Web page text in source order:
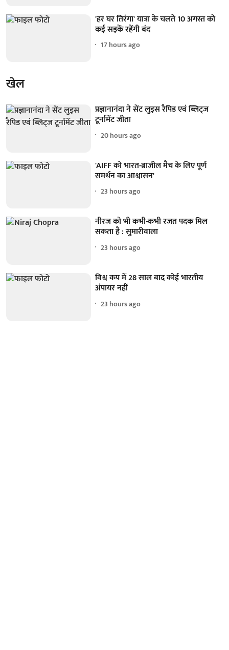
'हर घर तिरंगा' यात्रा के चलते 10 अगस्त को
कई सड़कें रहेंगी बंद
17 hours ago
खेल
प्रज्ञानानंदा ने सेंट लुइस रैपिड एवं ब्लिट्ज
टूर्नामेंट जीता
20 hours ago
'AIFF को भारत-ब्राजील मैच के लिए पूर्ण
समर्थन का आश्वासन'
23 hours ago
नीरज को भी कभी-कभी रजत पदक मिल
सकता है : सुमारीवाला
23 hours ago
विश्व कप में 28 साल बाद कोई भारतीय
अंपायर नहीं
23 hours ago